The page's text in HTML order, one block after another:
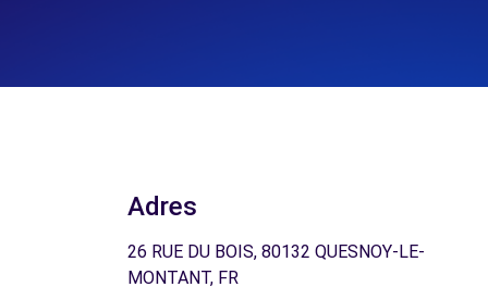
Adres
26 RUE DU BOIS, 80132 QUESNOY-LE-
MONTANT, FR